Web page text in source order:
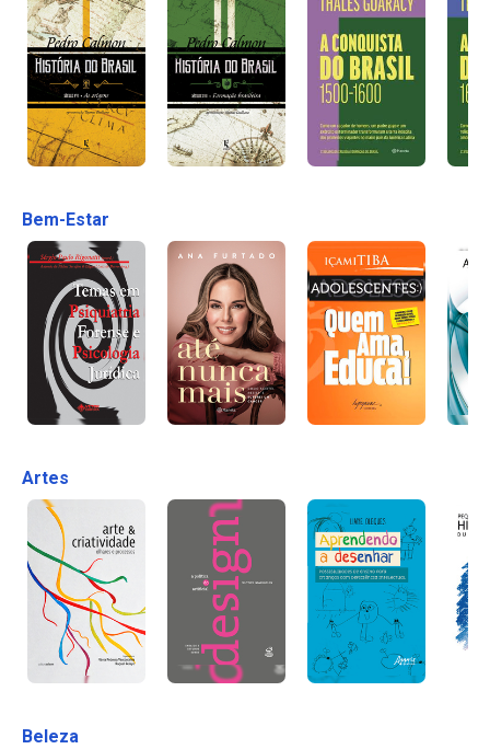
Bem-Estar
Artes
Beleza